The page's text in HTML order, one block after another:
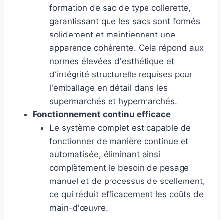
formation de sac de type collerette,
garantissant que les sacs sont formés
solidement et maintiennent une
apparence cohérente. Cela répond aux
normes élevées d'esthétique et
d'intégrité structurelle requises pour
l'emballage en détail dans les
supermarchés et hypermarchés.
Fonctionnement continu efficace
Le système complet est capable de
fonctionner de manière continue et
automatisée, éliminant ainsi
complètement le besoin de pesage
manuel et de processus de scellement,
ce qui réduit efficacement les coûts de
main-d'œuvre.